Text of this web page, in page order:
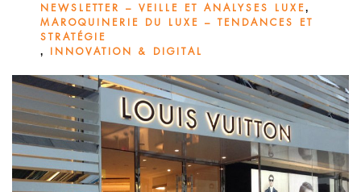
NEWSLETTER – VEILLE ET ANALYSES LUXE,
MAROQUINERIE DU LUXE – TENDANCES ET
STRATÉGIE
, INNOVATION & DIGITAL